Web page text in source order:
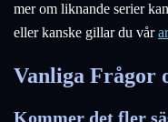
mer om liknande serier
eller kanske gillar du vår
Vanliga Frågor
Kommer det fler